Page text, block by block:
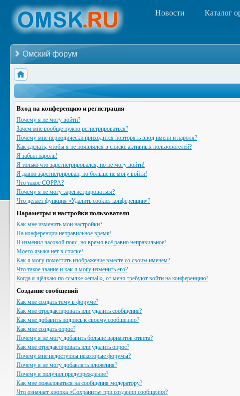
Новости Каталог
Омский форум
Вход на конференцию и регистрация
Почему я не могу войти?
Зачем мне вообще нужно регистрироваться?
Почему мне периодически приходится повторять ввод имени и пароля?
Как сделать, чтобы я не появлялся в списке активных пользователей?
Я забыл пароль!
Я только что зарегистрировался, но не могу войти!
Я давно зарегистрирован, но больше не могу войти!
Что такое COPPA?
Почему я не могу зарегистрироваться?
Что делает функция «Удалить cookies конференции»?
Параметры и настройки пользователя
Как мне изменить мои настройки?
На конференции неправильное время!
Я изменил часовой пояс, но время всё равно неправильное!
Моего языка нет в списке!
Как я могу поместить изображение вместе со своим именем?
Что такое звание и как я могу изменить его?
Когда я щёлкаю по ссылке «email», от меня требуют войти на конференцию!
Создание сообщений
Как мне создать тему в форуме?
Как мне отредактировать или удалить сообщение?
Как мне добавить подпись к своему сообщению?
Как мне создать опрос?
Почему я не могу добавить больше вариантов ответа?
Как мне отредактировать или удалить опрос?
Почему мне недоступны некоторые форумы?
Почему я не могу добавлять вложения?
Почему я получил предупреждение?
Как мне пожаловаться на сообщения модератору?
Что означает кнопка «Сохранить» при создании сообщения?